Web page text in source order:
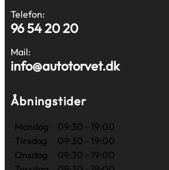
Telefon:
96 54 20 20
Mail:
info@autotorvet.dk
Åbningstider
Mandag
09:30 - 19:00
Tirsdag
09:30 - 19:00
Onsdag
09:30 - 19:00